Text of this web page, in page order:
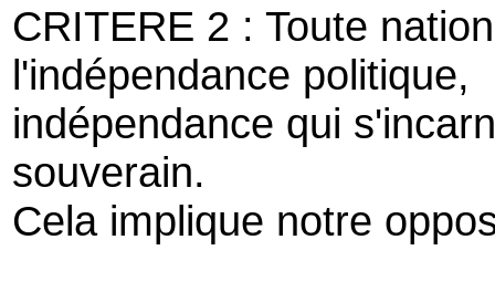
CRITERE 2 : Toute
l'indépendance politique,
indépendance qui
souverain.
Cela implique notre